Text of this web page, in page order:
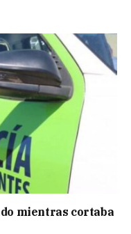
mientras cortaba